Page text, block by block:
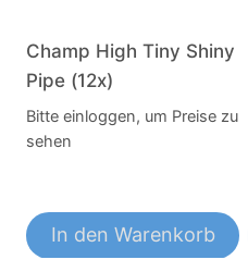
Champ High Tiny Shiny
Pipe (12x)
Bitte einloggen, um Preise zu
sehen
In den Warenkorb